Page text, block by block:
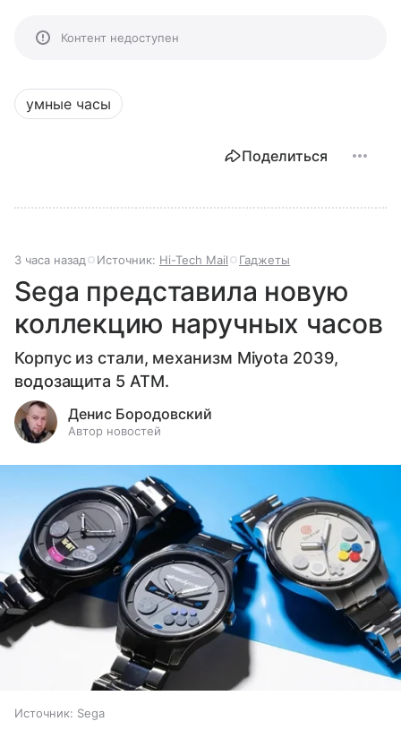
Контент недоступен
умные часы
Поделиться
3 часа назад Источник: Hi-Tech Mail Гаджеты
Sega представила новую
коллекцию наручных часов
Корпус из стали, механизм Miyota 2039,
водозащита 5 ATM.
Денис Бородовский
Автор новостей
Источник: Sega